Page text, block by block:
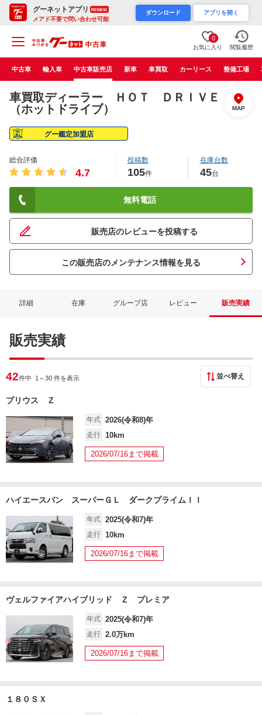
グーネットアプリ RENEW
メアド不要で問い合わせ可能
ダウンロード アプリを開く
0
お気に入り 閲覧履歴
中古車 輸入車 中古車販売店 新車 車買取 カーリース 整備工場
車買取ディーラー ＨＯＴ ＤＲＩＶＥ
（ホットドライブ）
MAP
グー鑑定加盟店
総合評価
4.7
投稿数
105件
在庫台数
45台
無料電話
販売店のレビューを投稿する
この販売店のメンテナンス情報を見る
詳細 在庫 グループ店 レビュー 販売実績
販売実績
42件中 1 ～30 件を表示 並べ替え
プリウス Ｚ
年式 2026(令和8)年
走行 10km
2026/07/16まで掲載
ハイエースバン スーパーＧＬ ダークプライムＩＩ
年式 2025(令和7)年
走行 10km
2026/07/16まで掲載
ヴェルファイアハイブリッド Ｚ プレミア
年式 2025(令和7)年
走行 2.0万km
2026/07/16まで掲載
１８０ＳＸ